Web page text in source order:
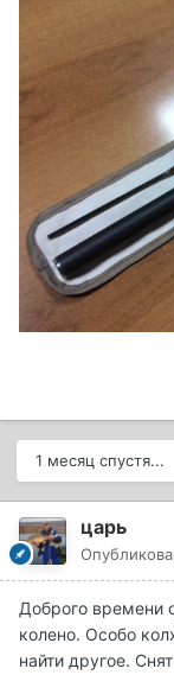
1 месяц спустя...
царь
Доброго времени
колено. Особо
найти другое.